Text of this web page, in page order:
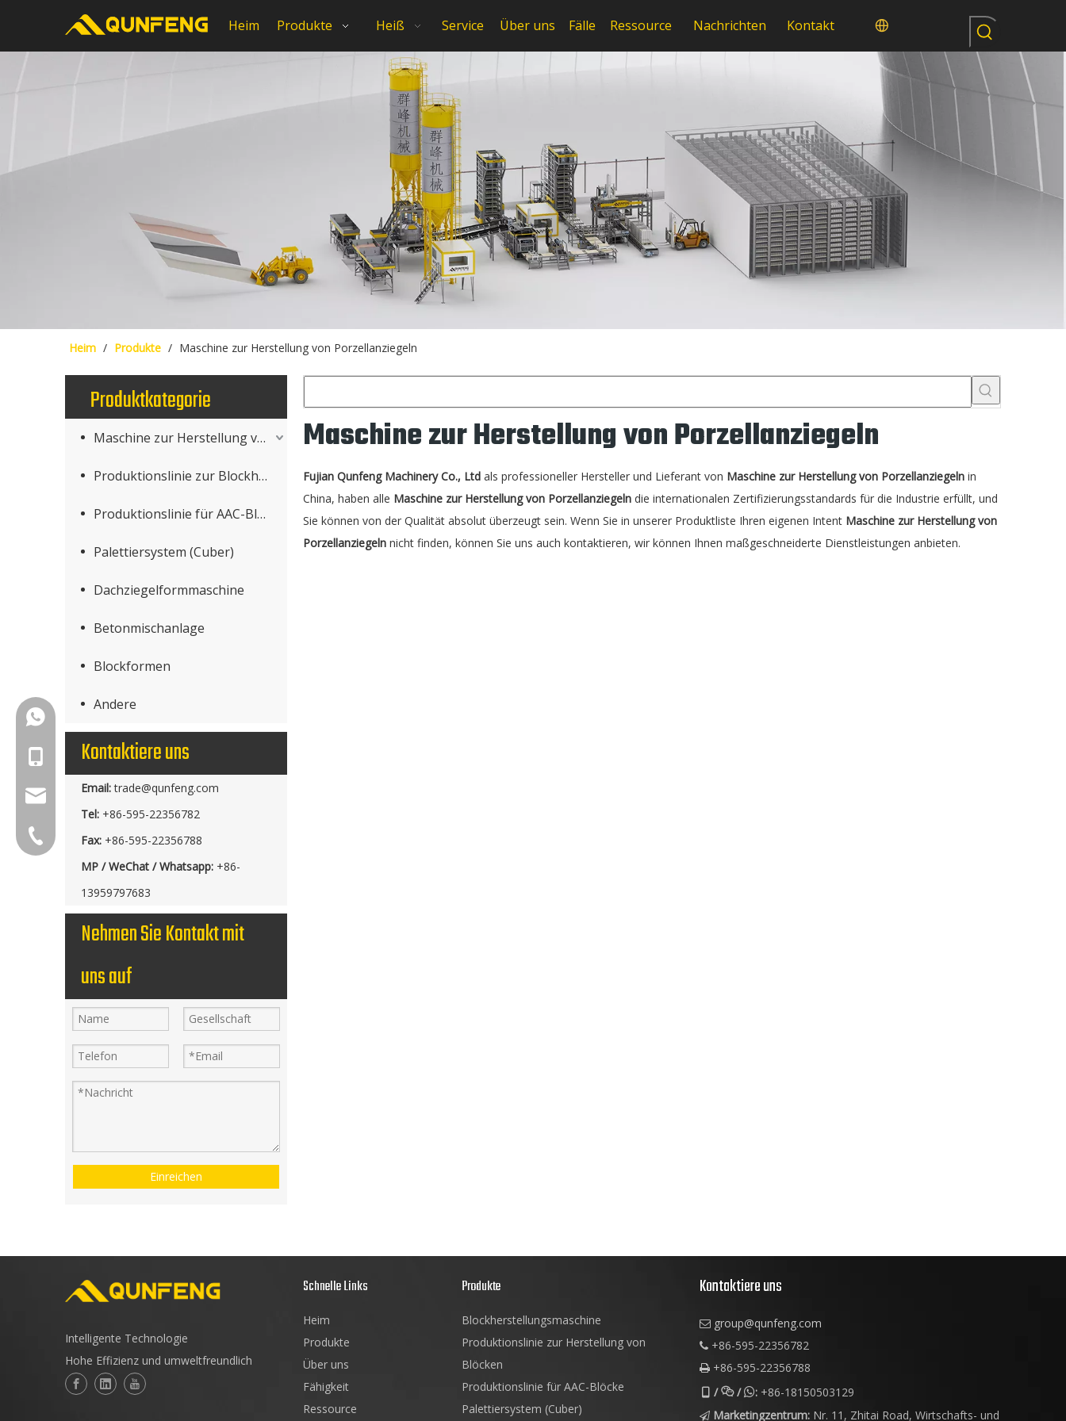
Heim Produkte Heiß Service Über uns Fälle Ressource Nachrichten Kontakt
Heim / Produkte / Maschine zur Herstellung von Porzellanziegeln
Produktkategorie
Maschine zur Herstellung von Betonprodukten
Produktionslinie zur Blockherstellung
Produktionslinie für AAC-Blöcke
Palettiersystem (Cuber)
Dachziegelformmaschine
Betonmischanlage
Blockformen
Andere
Kontaktiere uns
Email: trade@qunfeng.com
Tel: +86-595-22356782
Fax: +86-595-22356788
MP / WeChat / Whatsapp: +86-
13959797683
Nehmen Sie Kontakt mit
uns auf
Einreichen
Maschine zur Herstellung von Porzellanziegeln
Fujian Qunfeng Machinery Co., Ltd als professioneller Hersteller und Lieferant von Maschine zur Herstellung von Porzellanziegeln in
China, haben alle Maschine zur Herstellung von Porzellanziegeln die internationalen Zertifizierungsstandards für die Industrie erfüllt, und
Sie können von der Qualität absolut überzeugt sein. Wenn Sie in unserer Produktliste Ihren eigenen Intent Maschine zur Herstellung von
Porzellanziegeln nicht finden, können Sie uns auch kontaktieren, wir können Ihnen maßgeschneiderte Dienstleistungen anbieten.
+86-18150503129
group@qunfeng.com
+86-595 22356782
Intelligente Technologie
Hohe Effizienz und umweltfreundlich
Schnelle Links
Heim
Produkte
Über uns
Fähigkeit
Ressource
Produkte
Blockherstellungsmaschine
Produktionslinie zur Herstellung von
Blöcken
Produktionslinie für AAC-Blöcke
Palettiersystem (Cuber)
Kontaktiere uns
 group@qunfeng.com
 +86-595-22356782
 +86-595-22356788
//: +86-18150503129
 Marketingzentrum: Nr. 11, Zhitai Road, Wirtschafts- und